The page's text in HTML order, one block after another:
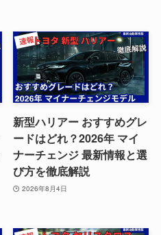
新型ハリアー おすすめグレ
ードはどれ？2026年 マイ
ナーチェンジ 最新情報と選
び方を徹底解説
2026年8月4日